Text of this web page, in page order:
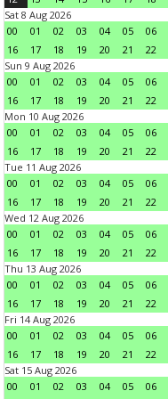
Sat 8 Aug 2026
00
01 02 03 04 05 06
16
17 18 19 20 21 22
Sun 9 Aug 2026
00
01 02 03 04 05 06
16
17 18 19 20 21 22
Mon 10 Aug 2026
00
01 02 03 04 05 06
16
17 18 19 20 21 22
Tue 11 Aug 2026
00
01 02 03 04 05 06
16
17 18 19 20 21 22
Wed 12 Aug 2026
00
01 02 03 04 05 06
16
17 18 19 20 21 22
Thu 13 Aug 2026
00
01 02 03 04 05 06
16
17 18 19 20 21 22
Fri 14 Aug 2026
00
01 02 03 04 05 06
16
17 18 19 20 21 22
Sat 15 Aug 2026
00
01 02 03 04 05 06